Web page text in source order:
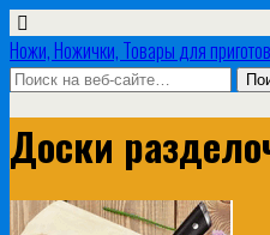
Ножи, Ножички, Товары для
Доски